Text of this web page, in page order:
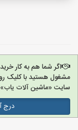
اگر شما هم به کار
مشغول هستید با کلیک
سایت «ماشین آلات
درج